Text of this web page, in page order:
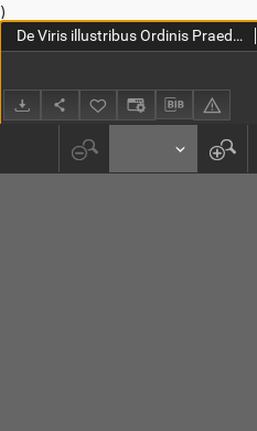
)
De Viris illustribus Ordinis Praedicatorum libri sex in unum congesti